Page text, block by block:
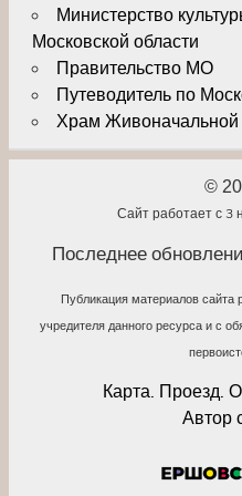
Министерство
Московской области
Правительство МО
Путеводитель по
Храм
©
Сайт работает с 3
Последнее
Публикация материалов сайта
учредителя данного ресурса и с
Карта. Проезд.
Автор